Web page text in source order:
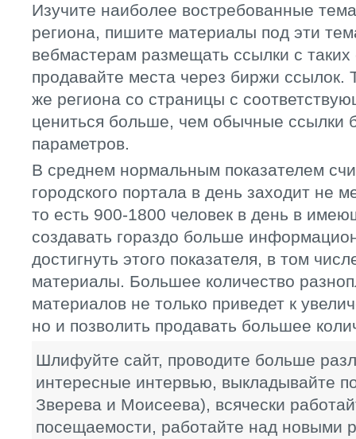
Изучите наиболее востребованные
региона, пишите материалы под эти
вебмастерам размещать ссылки с
продавайте места через биржи ссылок.
же региона со страницы с
цениться больше, чем обычные ссылки
параметров.
В среднем нормальным показателем
городского портала в день заходит не
то есть 900-1800 человек в день в
создавать гораздо больше
достигнуть этого показателя, в том
материалы. Большее количество
материалов не только приведет к
но и позволить продавать большее
Шлифуйте сайт, проводите больше
интересные интервью, выкладывайте
Зверева и Моисеева), всячески
посещаемости, работайте над новыми